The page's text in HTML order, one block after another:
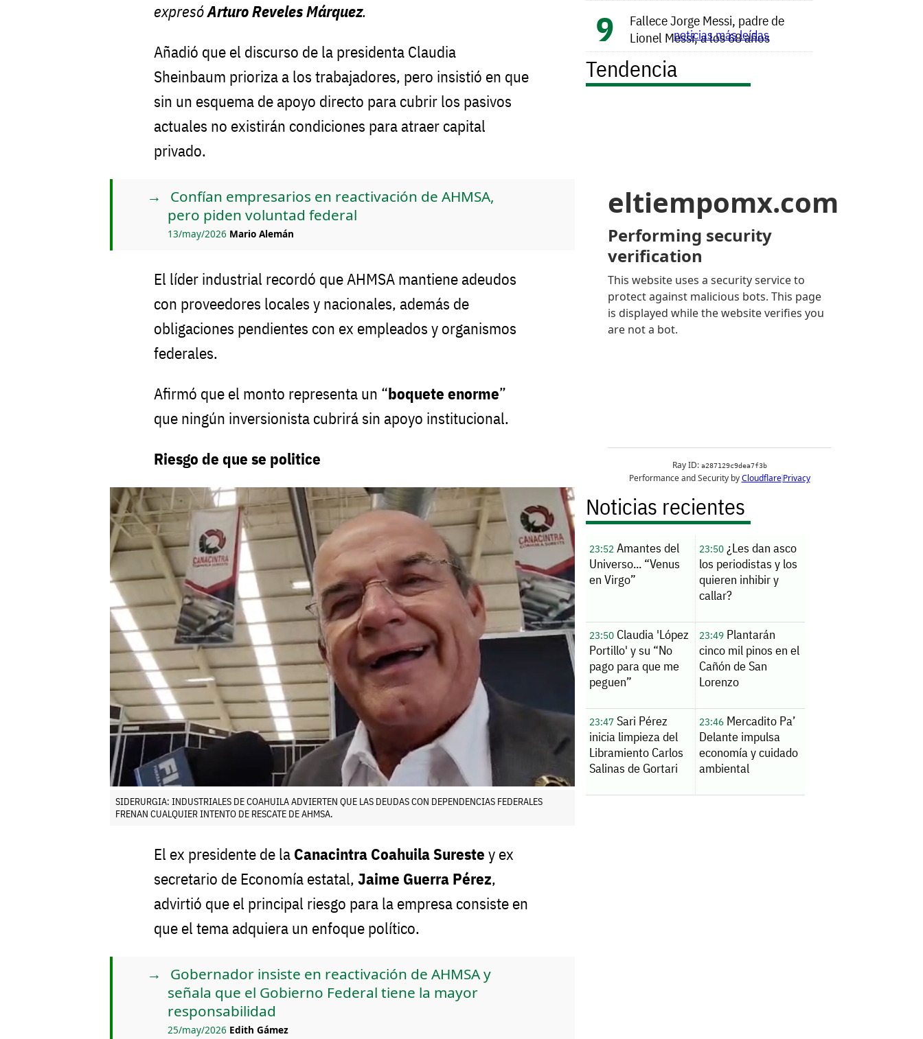
expresóArturo Reveles Márquez.
Añadió que el discurso de la presidenta Claudia
Sheinbaum prioriza a los trabajadores, pero insistió en que
sin un esquema de apoyo directo para cubrir los pasivos
actuales no existirán condiciones para atraer capital
privado.
Confían empresarios en reactivación de AHMSA,
pero piden voluntad federal
13/may/2026 Mario Alemán
El líder industrial recordó que AHMSA mantiene adeudos
con proveedores locales y nacionales, además de
obligaciones pendientes con ex empleados y organismos
federales.
Afirmó que el monto representa un “boquete enorme”
que ningún inversionista cubrirá sin apoyo institucional.
Riesgo de que se politice
SIDERURGIA: INDUSTRIALES DE COAHUILA ADVIERTEN QUE LAS DEUDAS CON DEPENDENCIAS FEDERALES
FRENAN CUALQUIER INTENTO DE RESCATE DE AHMSA.
El ex presidente de la Canacintra Coahuila Sureste y ex
secretario de Economía estatal, Jaime Guerra Pérez,
advirtió que el principal riesgo para la empresa consiste en
que el tema adquiera un enfoque político.
Gobernador insiste en reactivación de AHMSA y
señala que el Gobierno Federal tiene la mayor
responsabilidad
25/may/2026 Edith Gámez
Fallece Jorge Messi, padre de
Lionel Messi, a los 68 años
noticias más leídas
Tendencia
Noticias recientes
23:52 Amantes del
Universo... “Venus
en Virgo”
23:50¿Les dan asco
los periodistas y los
quieren inhibir y
callar?
23:50 Claudia 'López
Portillo' y su “No
pago para que me
peguen”
23:49Plantarán
cinco mil pinos en el
Cañón de San
Lorenzo
23:47 Sari Pérez
inicia limpieza del
Libramiento Carlos
Salinas de Gortari
23:46Mercadito Pa’
Delante impulsa
economía y cuidado
ambiental